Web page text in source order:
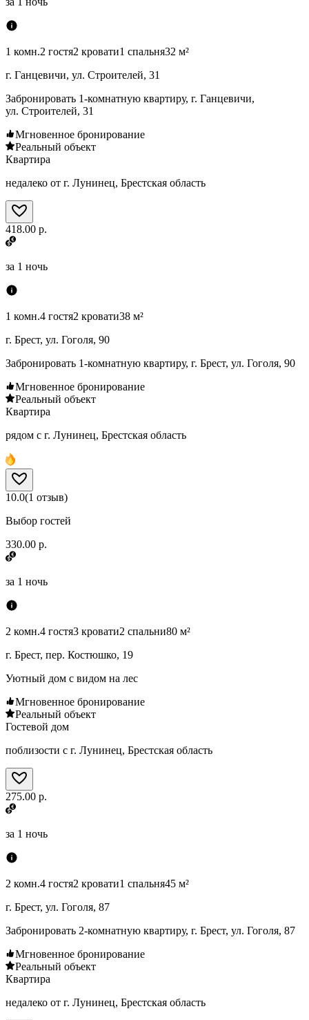
1 комн.2 гостя2 кровати1 спальня32 м²
г. Ганцевичи, ул. Строителей, 31
Забронировать 1-комнатную квартиру, г. Ганцевичи,
ул. Строителей, 31
Мгновенное бронирование
Реальный объект
Квартира
недалеко от г. Лунинец, Брестская область
418.00 р.
за 1 ночь
1 комн.4 гостя2 кровати38 м²
г. Брест, ул. Гоголя, 90
Забронировать 1-комнатную квартиру, г. Брест, ул. Гоголя, 90
Мгновенное бронирование
Реальный объект
Квартира
рядом с г. Лунинец, Брестская область
10.0(1 отзыв)
Выбор гостей
330.00 р.
за 1 ночь
2 комн.4 гостя3 кровати2 спальни80 м²
г. Брест, пер. Костюшко, 19
Уютный дом с видом на лес
Мгновенное бронирование
Реальный объект
Гостевой дом
поблизости с г. Лунинец, Брестская область
275.00 р.
за 1 ночь
2 комн.4 гостя2 кровати1 спальня45 м²
г. Брест, ул. Гоголя, 87
Забронировать 2-комнатную квартиру, г. Брест, ул. Гоголя, 87
Мгновенное бронирование
Реальный объект
Квартира
недалеко от г. Лунинец, Брестская область